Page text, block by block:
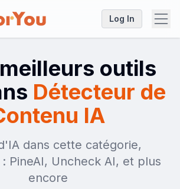
Log In
outils
Détecteur de
IA
dans cette catégorie,
PineAI, Uncheck AI, et plus
encore